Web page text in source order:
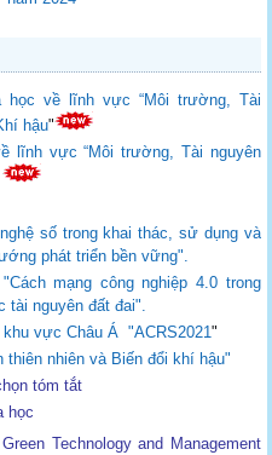
học về lĩnh vực “Môi trường, Tài
hậu"
lĩnh vực “Môi trường, Tài nguyên
số trong khai thác, sử dụng và
phát triển bền vững".
mạng công nghiệp 4.0 trong
tài nguyên đất đai".
vực Châu Á "ACRS2021"
nhiên và Biến đổi khí hậu"
tóm tắt
học
Technology and Management